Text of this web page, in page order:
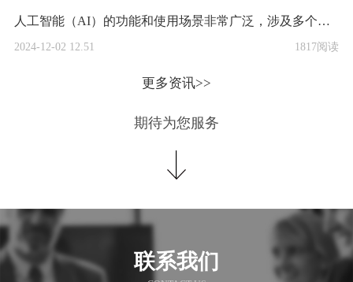
人工智能（AI）的功能和使用场景非常广泛，涉及多个领域，其核心能力源于机器学习、深度学习、自然语言处理（NLP）、计算机视觉、机器人技术等关键技术的不断发展。以下将详细介绍AI的主要功能及其在不同场景...
2024-12-02 12.51 1817阅读
更多资讯>>
期待为您服务
联系我们